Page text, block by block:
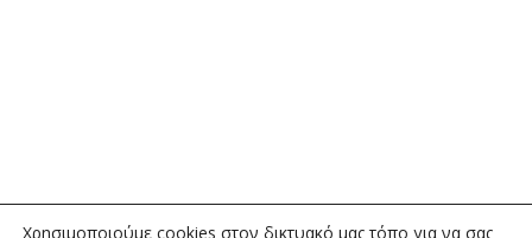
Χρησιμοποιούμε cookies στον δικτυακό μας τόπο για να σας